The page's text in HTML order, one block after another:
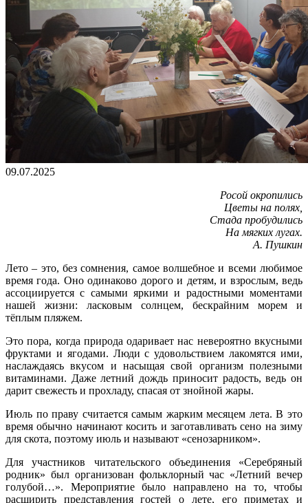
09.07.2025
Росой окропились
Цветы на полях,
Стада пробудились
На мягких лугах.
А. Пушкин
Лето – это, без сомнения, самое волшебное и всеми любимое
время года. Оно одинаково дорого и детям, и взрослым, ведь
ассоциируется с самыми яркими и радостными моментами
нашей жизни: ласковым солнцем, бескрайним морем и
тёплым пляжем.
Это пора, когда природа одаривает нас невероятно вкусными
фруктами и ягодами. Люди с удовольствием лакомятся ими,
наслаждаясь вкусом и насыщая свой организм полезными
витаминами. Даже летний дождь приносит радость, ведь он
дарит свежесть и прохладу, спасая от знойной жары.
Июль по праву считается самым жарким месяцем лета. В это
время обычно начинают косить и заготавливать сено на зиму
для скота, поэтому июль и называют «сенозарником».
Для участников читательского объединения «Серебряный
родник» был организован фольклорный час «Летний вечер
голубой…». Мероприятие было направлено на то, чтобы
расширить представления гостей о лете, его приметах и